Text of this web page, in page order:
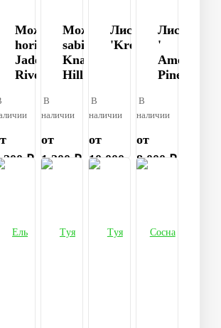
Можжевельник
horizontalis
Jade
River
200 ₽
Можжевельник
sabina
Knap
Hill
В
наличии
от
1 200 ₽
Лиственица
'Krejci'
В
наличии
от
10 000
'
American
Pine'
В
наличии
от
8 000 ₽